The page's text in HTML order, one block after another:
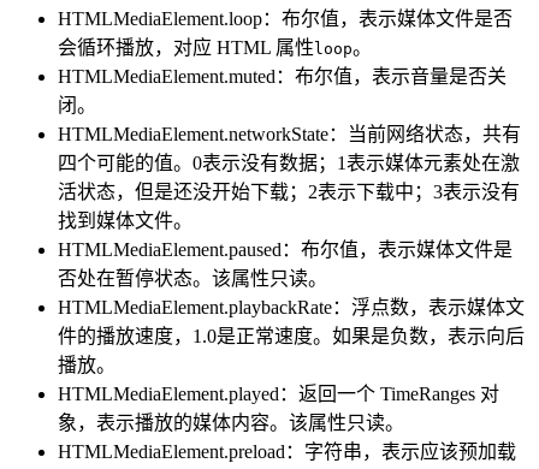
HTMLMediaElement.loop：布尔值，表示媒体文件是否
会循环播放，对应 HTML 属性 loop。
HTMLMediaElement.muted：布尔值，表示音量是否关
闭。
HTMLMediaElement.networkState：当前网络状态，共有
四个可能的值。0表示没有数据；1表示媒体元素处在激
活状态，但是还没开始下载；2表示下载中；3表示没有
找到媒体文件。
HTMLMediaElement.paused：布尔值，表示媒体文件是
否处在暂停状态。该属性只读。
HTMLMediaElement.playbackRate：浮点数，表示媒体文
件的播放速度，1.0是正常速度。如果是负数，表示向后
播放。
HTMLMediaElement.played：返回一个 TimeRanges 对
象，表示播放的媒体内容。该属性只读。
HTMLMediaElement.preload：字符串，表示应该预加载